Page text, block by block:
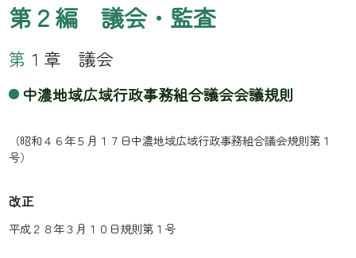
第２編 議会・監査
第１章 議会
中濃地域広域行政事務組合議会会議規則
（昭和４６年５月１７日中濃地域広域行政事務組合議会規則第１
号）
改正
平成２８年３月１０日規則第１号